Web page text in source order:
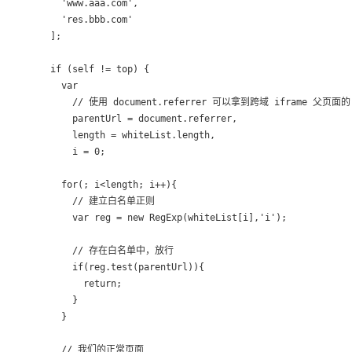
  'www.aaa.com',
  'res.bbb.com'
];
if (self != top) {
  var
// 使用 document.referrer 可以拿到跨域 iframe 父页面
    parentUrl = document.referrer,
    length = whiteList.length,
    i = 0;
  for(; i<length; i++){
    // 建立白名单正则
    var reg = new RegExp(whiteList[i],'i');
    // 存在白名单中，放行
    if(reg.test(parentUrl)){
      return;
    }
  }
  // 我们的正常页面